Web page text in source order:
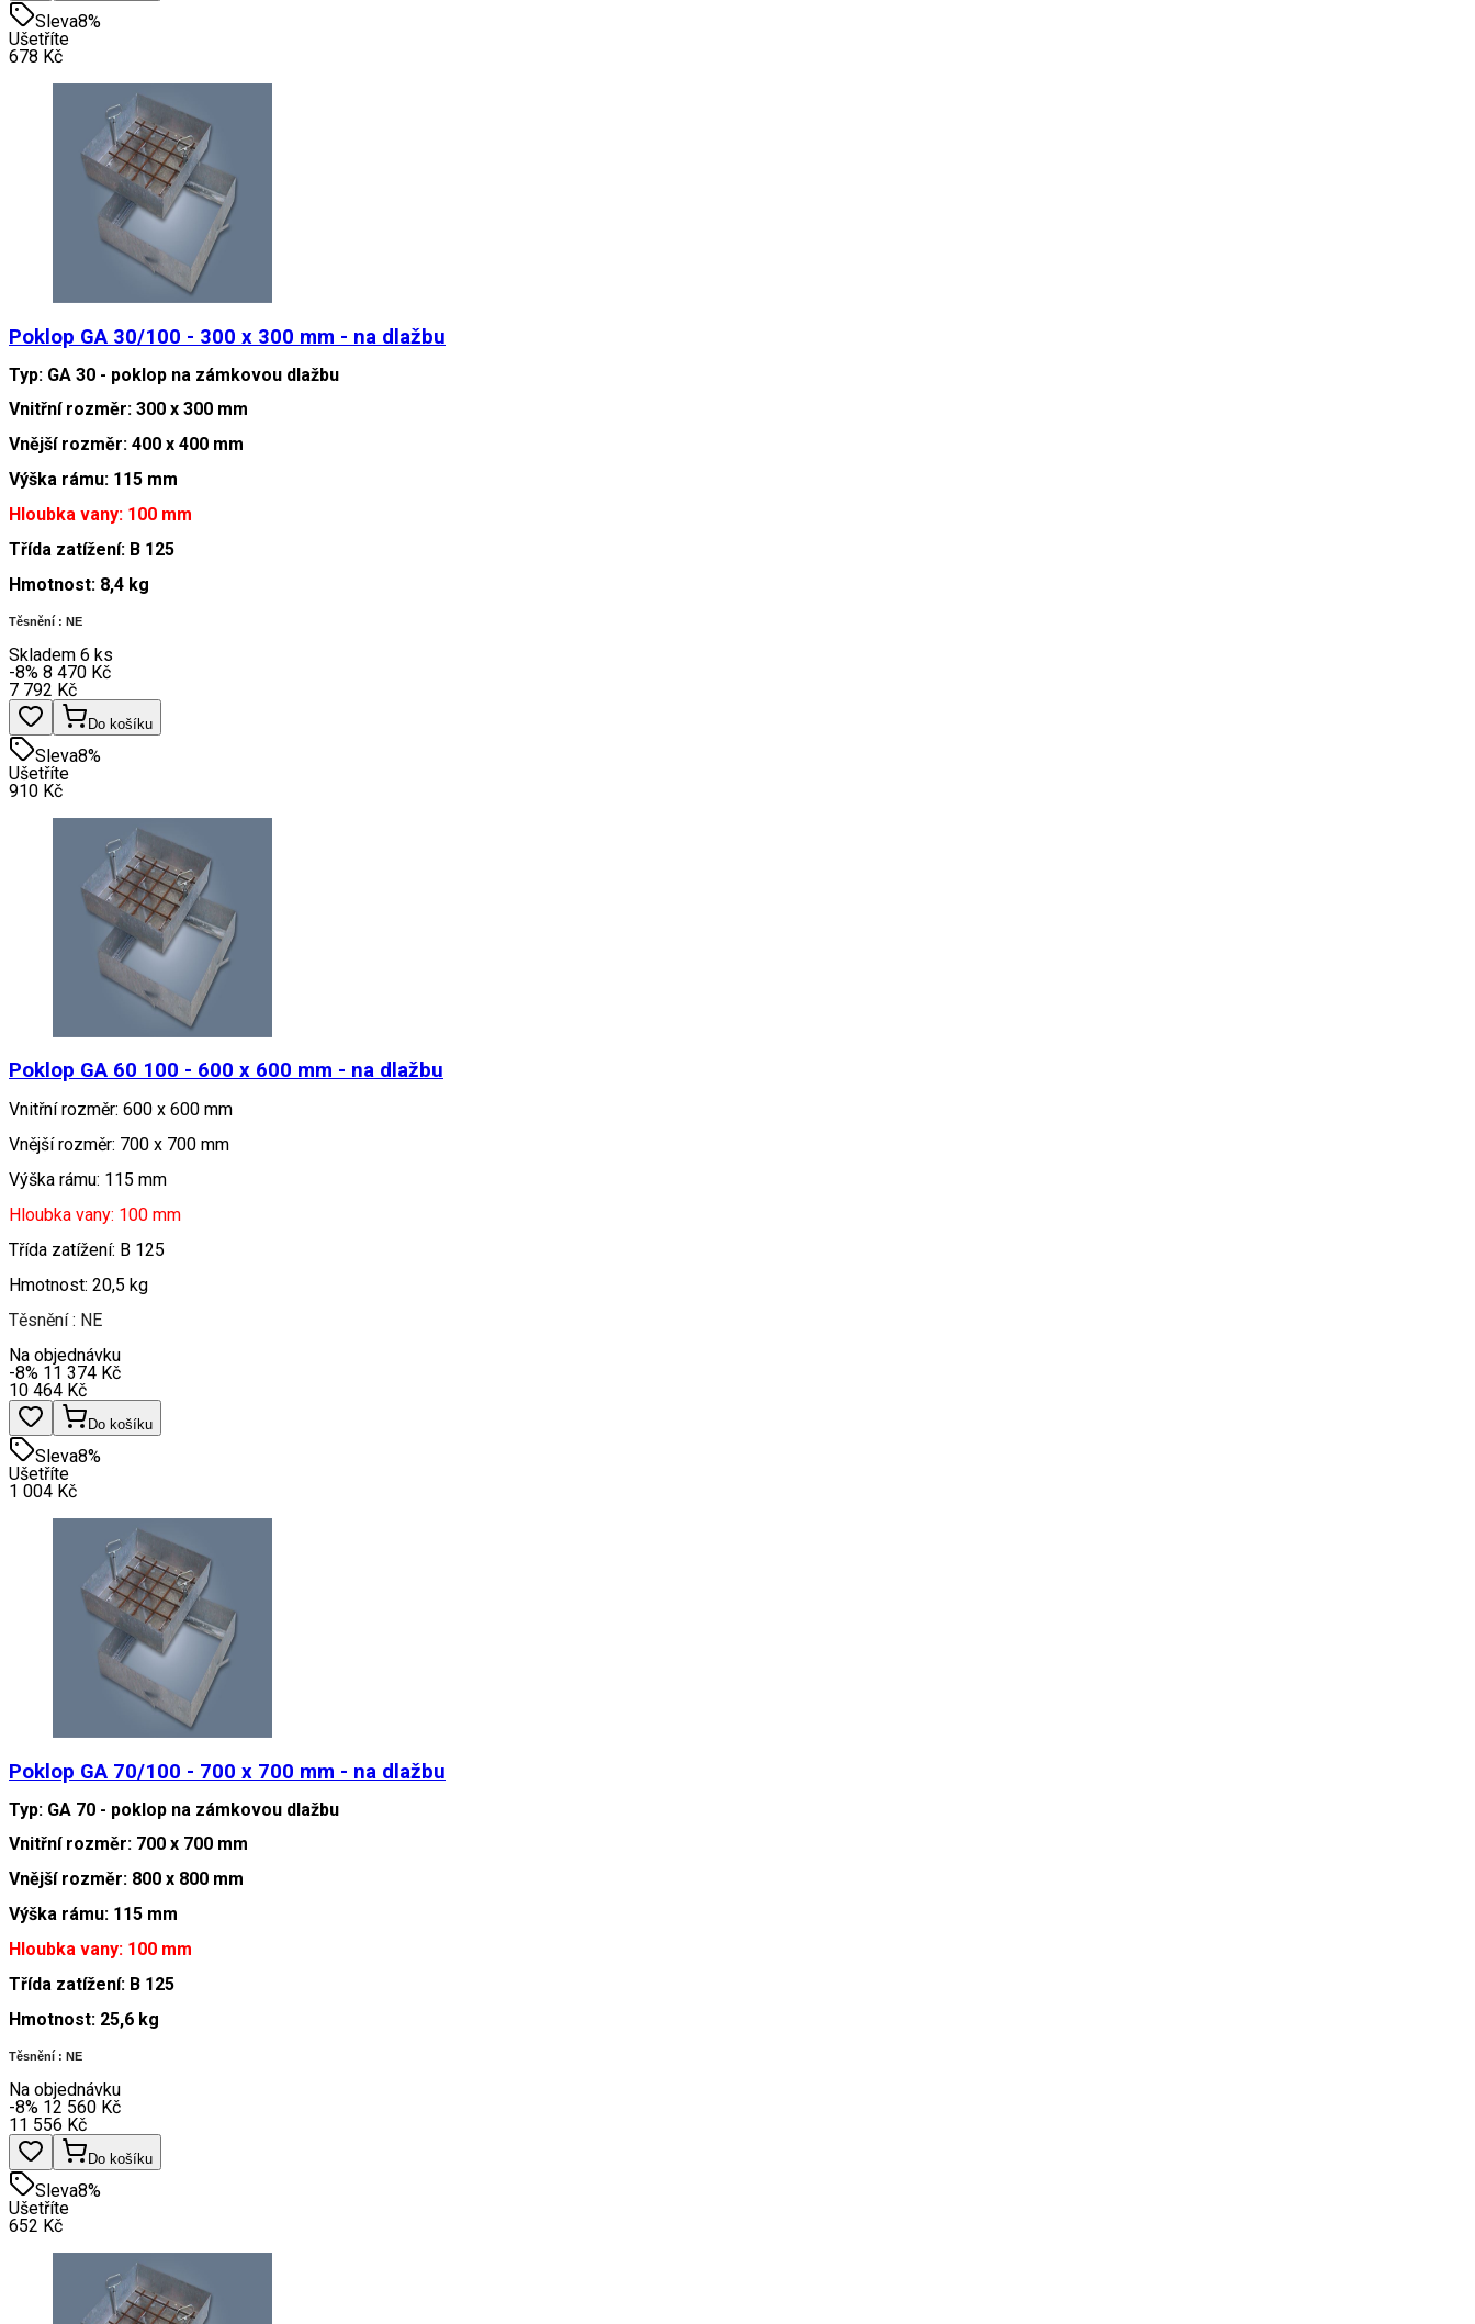
Sleva8%
Ušetříte
678 Kč
Poklop GA 30/100 - 300 x 300 mm - na dlažbu
Typ: GA 30 - poklop na zámkovou dlažbu
Vnitřní rozměr: 300 x 300 mm
Vnější rozměr: 400 x 400 mm
Výška rámu: 115 mm
Hloubka vany: 100 mm
Třída zatížení: B 125
Hmotnost: 8,4 kg
Těsnění : NE
Skladem 6 ks
-8% 8 470 Kč
7 792 Kč
Do košíku
Sleva8%
Ušetříte
910 Kč
Poklop GA 60 100 - 600 x 600 mm - na dlažbu
Vnitřní rozměr: 600 x 600 mm
Vnější rozměr: 700 x 700 mm
Výška rámu: 115 mm
Hloubka vany: 100 mm
Třída zatížení: B 125
Hmotnost: 20,5 kg
Těsnění : NE
Na objednávku
-8% 11 374 Kč
10 464 Kč
Do košíku
Sleva8%
Ušetříte
1 004 Kč
Poklop GA 70/100 - 700 x 700 mm - na dlažbu
Typ: GA 70 - poklop na zámkovou dlažbu
Vnitřní rozměr: 700 x 700 mm
Vnější rozměr: 800 x 800 mm
Výška rámu: 115 mm
Hloubka vany: 100 mm
Třída zatížení: B 125
Hmotnost: 25,6 kg
Těsnění : NE
Na objednávku
-8% 12 560 Kč
11 556 Kč
Do košíku
Sleva8%
Ušetříte
652 Kč